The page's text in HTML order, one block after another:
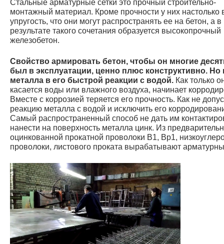
Стальные арматурные сетки это прочный строительно-
монтажный материал. Кроме прочности у них настолько
упругость, что они могут распространять ее на бетон, а в
результате такого сочетания образуется высокопрочный
железобетон.
Свойство армировать бетон, чтобы он многие
был в эксплуатации, ценно плюс конструктивно. Но
металла в его быстрой реакции с водой. Как только
касается воды или влажного воздуха, начинает
Вместе с коррозией теряется его прочность. Как не
реакцию металла с водой и исключить его
Самый распространенный способ не дать им
нанести на поверхность металла цинк. Из
оцинкованной прокатной проволоки В1, Вр1,
проволоки, листового проката вырабатывают